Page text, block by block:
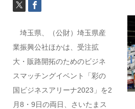
埼玉県、（公財）埼玉県産
業振興公社ほかは、受注拡
大・販路開拓のためのビジネ
スマッチングイベント「彩の
国ビジネスアリーナ2023」を2
月8・9日の両日、さいたまス